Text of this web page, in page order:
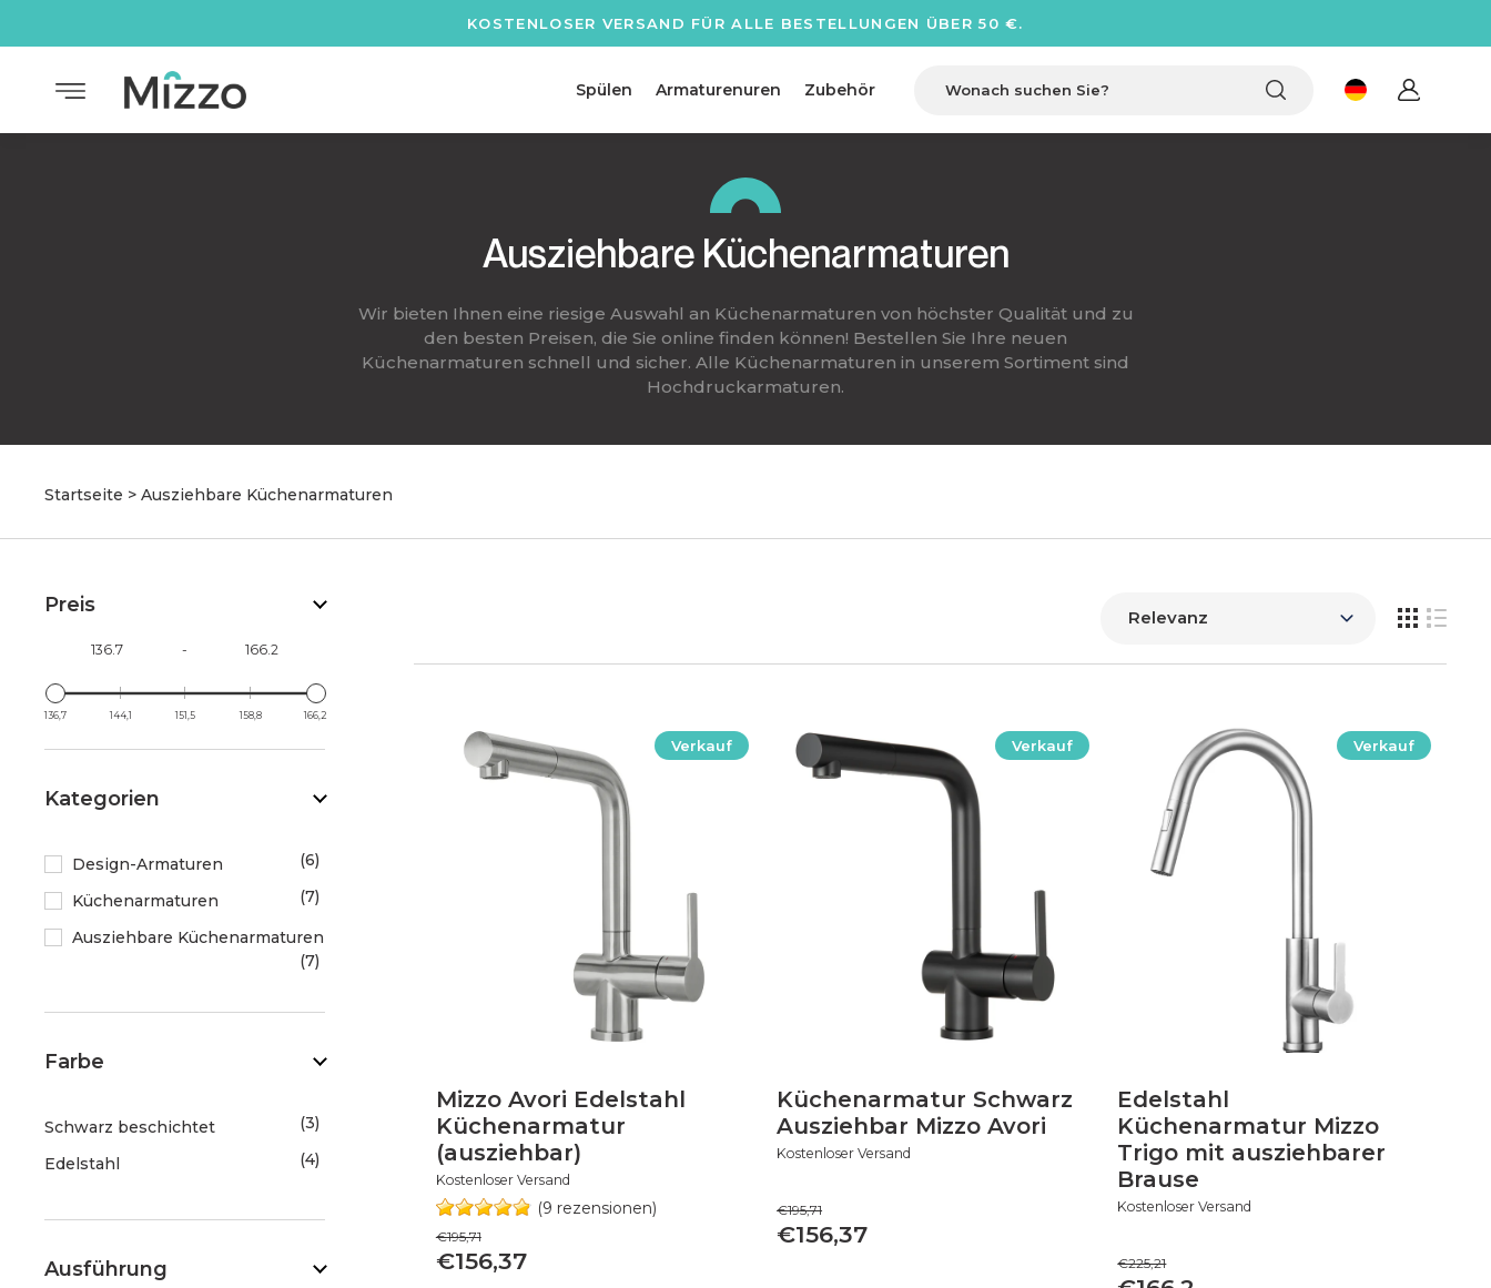
KOSTENLOSER VERSAND FÜR ALLE BESTELLUNGEN ÜBER 50 €.
Spülen Armaturenuren Zubehör
Ausziehbare Küchenarmaturen
Wir bieten Ihnen eine riesige Auswahl an Küchenarmaturen von höchster Qualität und zu
den besten Preisen, die Sie online finden können! Bestellen Sie Ihre neuen
Küchenarmaturen schnell und sicher. Alle Küchenarmaturen in unserem Sortiment sind
Hochdruckarmaturen.
Startseite > Ausziehbare Küchenarmaturen
Preis
-
136,7 144,1 151,5 158,8 166,2
Kategorien
Design-Armaturen 6
Küchenarmaturen 7
Ausziehbare Küchenarmaturen
7
Farbe
Schwarz beschichtet 3
Edelstahl 4
Ausführung
Verkauf
Mizzo Avori Edelstahl
Küchenarmatur
(ausziehbar)
Kostenloser Versand
(9 rezensionen)
€156,37
€195,71
Verkauf
Küchenarmatur Schwarz
Ausziehbar Mizzo Avori
Kostenloser Versand
€156,37
€195,71
Verkauf
Edelstahl
Küchenarmatur Mizzo
Trigo mit ausziehbarer
Brause
Kostenloser Versand
€225,21